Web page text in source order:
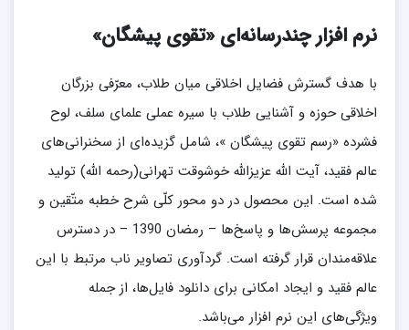
نرم افزار چندرسانه‌ای «تقوی پیشگان»
با هدف گسترش فضایل اخلاقی میان طلاب، معرّفی بزرگان
اخلاقی حوزه و آشنایی طلاب با سیره عملی علمای سلف، لوح
فشرده «رسم تقوی پیشگان »، شامل گزیده‌ای از سخنرانی‌های
عالم فقید، آیت الله عزیزالله خوشوقت تهرانی(رحمه الله) تولید
شده است. این محصول در دو محور کلّی شرح خطبه متّقین و
مجموعه پرسش‌ها و پاسخ‌ها – رمضان 1390 – در دسترس
علاقه‌مندان قرار گرفته است. گردآوری تصاویر ناب مرتبط با این
عالم فقید و ایجاد امکانی برای دانلود فایل‌ها، از جمله
ویژگی‌های این نرم افزار می‌باشد.